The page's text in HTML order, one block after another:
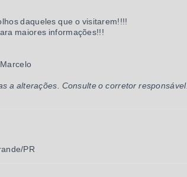
daqueles que o visitarem!!!!
maiores informações!!!
a alterações. Consulte o corretor responsável.
PR